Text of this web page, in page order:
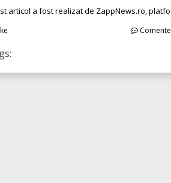
articol a fost realizat de ZappNews.ro,